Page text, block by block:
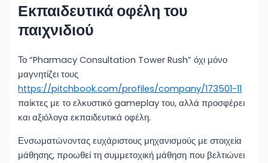
Εκπαιδευτικά οφέλη του
παιχνιδιού
Το “Pharmacy Consultation Tower Rush” όχι μόνο
μαγνητίζει τους
https://pitchbook.com/profiles/company/173501-11
παίκτες με το ελκυστικό gameplay του, αλλά προσφέρει
και αξιόλογα εκπαιδευτικά οφέλη.
Ενσωματώνοντας ευχάριστους μηχανισμούς με στοιχεία
μάθησης, προωθεί τη συμμετοχική μάθηση που βελτιώνει